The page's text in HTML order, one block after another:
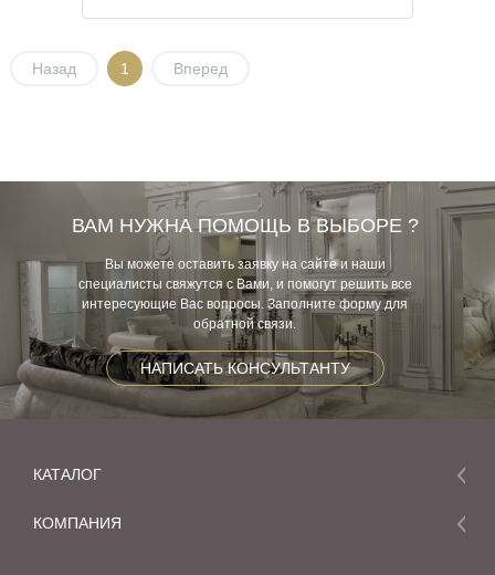
Назад 1 Вперед
ВАМ НУЖНА ПОМОЩЬ В ВЫБОРЕ ?
Вы можете оставить заявку на сайте и наши
специалисты свяжутся с Вами, и помогут решить все
интересующие Вас вопросы. Заполните форму для
обратной связи.
НАПИСАТЬ КОНСУЛЬТАНТУ
КАТАЛОГ
Мебель
КОМПАНИЯ